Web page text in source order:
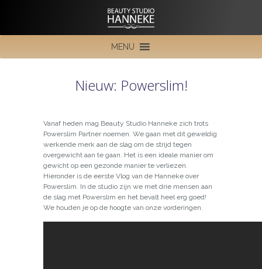
MENU
Nieuw: Powerslim!
Vanaf heden mag Beauty Studio Hanneke zich trots
Powerslim Partner noemen. We gaan met dit geweldig
werkende merk aan de slag om de strijd tegen
overgewicht aan te gaan. Het is een ideale manier om
gewicht op een gezonde manier te verliezen.
Hieronder is de eerste Vlog van de Hanneke over
Powerslim. In de studio zijn we met drie mensen aan
de slag met Powerslim en het bevalt heel erg goed!
We houden je op de hoogte van onze vorderingen.